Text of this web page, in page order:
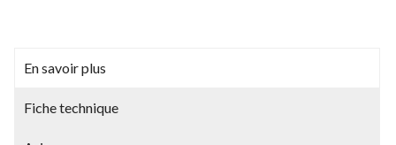
En savoir plus
Fiche technique